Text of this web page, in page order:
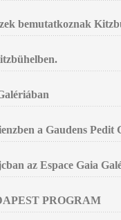
bemutatkoznak
a Gaudens Pedit
az Espace Gaia
PROGRAM